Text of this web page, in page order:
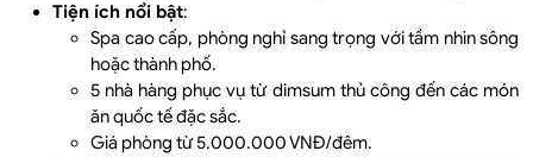
Tiện ích nổi bật:
Spa cao cấp, phòng nghỉ sang trọng với tầm nhìn sông
hoặc thành phố.
5 nhà hàng phục vụ từ dimsum thủ công đến các món
ăn quốc tế đặc sắc.
Giá phòng từ 5.000.000 VNĐ/đêm.